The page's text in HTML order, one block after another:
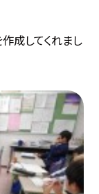
成してくれまし